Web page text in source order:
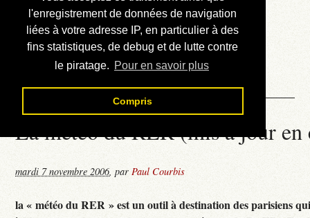
l'enregistrement de données de navigation
liées à votre adresse IP, en particulier à des
fins statistiques, de debug et de lutte contre
le piratage. Pour en savoir plus
Compris
Liens externes
Téléchargement
Contact
La météo du RER (mis à jour
mardi 7 novembre 2006,parPaul Courbis
la « météo du RER » est un outil à destination des parisiens